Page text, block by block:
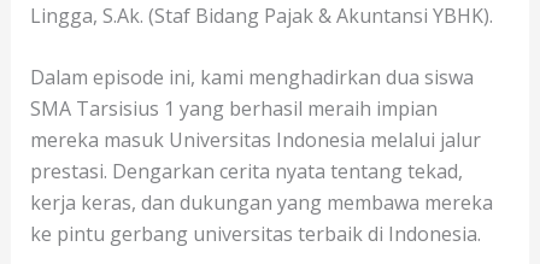
Lingga, S.Ak. (Staf Bidang Pajak & Akuntansi YBHK).
Dalam episode ini, kami menghadirkan dua siswa
SMA Tarsisius 1 yang berhasil meraih impian
mereka masuk Universitas Indonesia melalui jalur
prestasi. Dengarkan cerita nyata tentang tekad,
kerja keras, dan dukungan yang membawa mereka
ke pintu gerbang universitas terbaik di Indonesia.